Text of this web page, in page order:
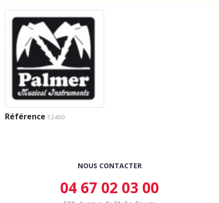
Référence 12460
NOUS CONTACTER
04 67 02 03 00